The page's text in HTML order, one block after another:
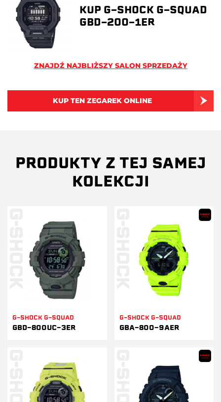
KUP G-SHOCK G-SQUAD
GBD-200-1ER
ZNAJDŹ NAJBLIŻSZY SALON SPRZEDAŻY
KUP TEN ZEGAREK ONLINE
PRODUKTY Z TEJ SAMEJ
KOLEKCJI
G-SHOCK G-SQUAD
GBD-800UC-3ER
G-SHOCK G-SQUAD
GBA-800-9AER